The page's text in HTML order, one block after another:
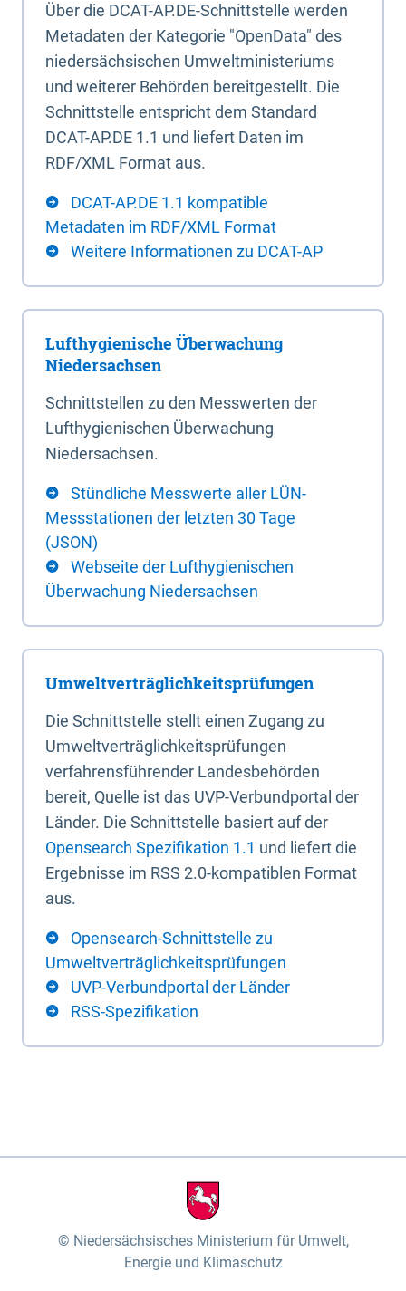
Über die DCAT-AP.DE-Schnittstelle werden
Metadaten der Kategorie "OpenData" des
niedersächsischen Umweltministeriums
und weiterer Behörden bereitgestellt. Die
Schnittstelle entspricht dem Standard
DCAT-AP.DE 1.1 und liefert Daten im
RDF/XML Format aus.
DCAT-AP.DE 1.1 kompatible
Metadaten im RDF/XML Format
Weitere Informationen zu DCAT-AP
Lufthygienische Überwachung
Niedersachsen
Schnittstellen zu den Messwerten der
Lufthygienischen Überwachung
Niedersachsen.
Stündliche Messwerte aller LÜN-
Messstationen der letzten 30 Tage
(JSON)
Webseite der Lufthygienischen
Überwachung Niedersachsen
Umweltverträglichkeitsprüfungen
Die Schnittstelle stellt einen Zugang zu
Umweltverträglichkeitsprüfungen
verfahrensführender Landesbehörden
bereit, Quelle ist das UVP-Verbundportal der
Länder. Die Schnittstelle basiert auf der
Opensearch Spezifikation 1.1 und liefert die
Ergebnisse im RSS 2.0-kompatiblen Format
aus.
Opensearch-Schnittstelle zu
Umweltverträglichkeitsprüfungen
UVP-Verbundportal der Länder
RSS-Spezifikation
Niedersächsisches Ministerium für Umwelt,
Energie und Klimaschutz